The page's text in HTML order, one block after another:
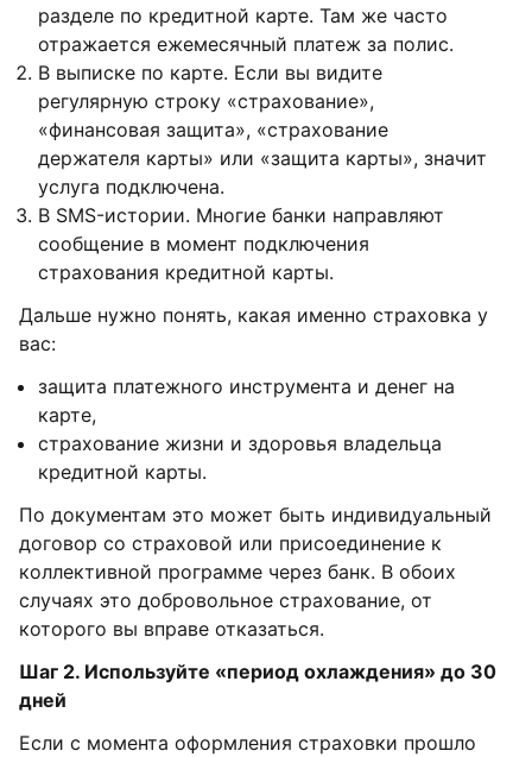
разделе по кредитной карте. Там же часто
отражается ежемесячный платеж за полис.
В выписке по карте. Если вы видите
регулярную строку «страхование»,
«финансовая защита», «страхование
держателя карты» или «защита карты», значит
услуга подключена.
В SMS-истории. Многие банки направляют
сообщение в момент подключения
страхования кредитной карты.
Дальше нужно понять, какая именно страховка у
вас:
защита платежного инструмента и денег на
карте,
страхование жизни и здоровья владельца
кредитной карты.
По документам это может быть индивидуальный
договор со страховой или присоединение к
коллективной программе через банк. В обоих
случаях это добровольное страхование, от
которого вы вправе отказаться.
Шаг 2. Используйте «период охлаждения» до 30
дней
Если с момента оформления страховки прошло